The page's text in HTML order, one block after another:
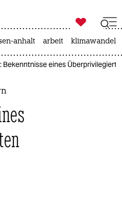
ich

taz zahl ich
anhalt arbeit klimawandel
eines